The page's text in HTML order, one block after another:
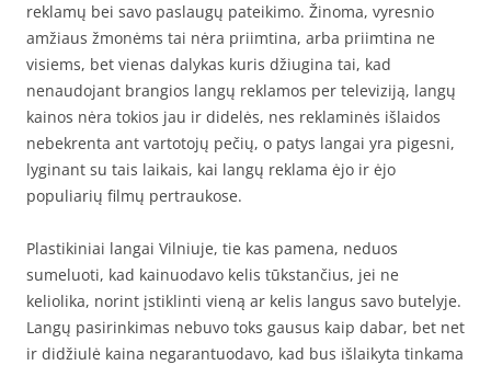
reklamų bei savo paslaugų pateikimo. Žinoma, vyresnio
amžiaus žmonėms tai nėra priimtina, arba priimtina ne
visiems, bet vienas dalykas kuris džiugina tai, kad
nenaudojant brangios langų reklamos per televiziją, langų
kainos nėra tokios jau ir didelės, nes reklaminės išlaidos
nebekrenta ant vartotojų pečių, o patys langai yra pigesni,
lyginant su tais laikais, kai langų reklama ėjo ir ėjo
populiarių filmų pertraukose.
Plastikiniai langai Vilniuje, tie kas pamena, neduos
sumeluoti, kad kainuodavo kelis tūkstančius, jei ne
keliolika, norint įstiklinti vieną ar kelis langus savo butelyje.
Langų pasirinkimas nebuvo toks gausus kaip dabar, bet net
ir didžiulė kaina negarantuodavo, kad bus išlaikyta tinkama